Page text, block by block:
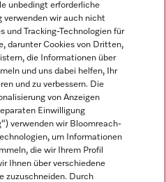
unbedingt erforderliche
verwenden wir auch nicht
und Tracking-Technologien für
darunter Cookies von Dritten,
die Informationen über
und uns dabei helfen, Ihr
und zu verbessern. Die
von Anzeigen
Einwilligung
verwenden wir Bloomreach-
um Informationen
die wir Ihrem Profil
Ihnen über verschiedene
zuzuschneiden. Durch